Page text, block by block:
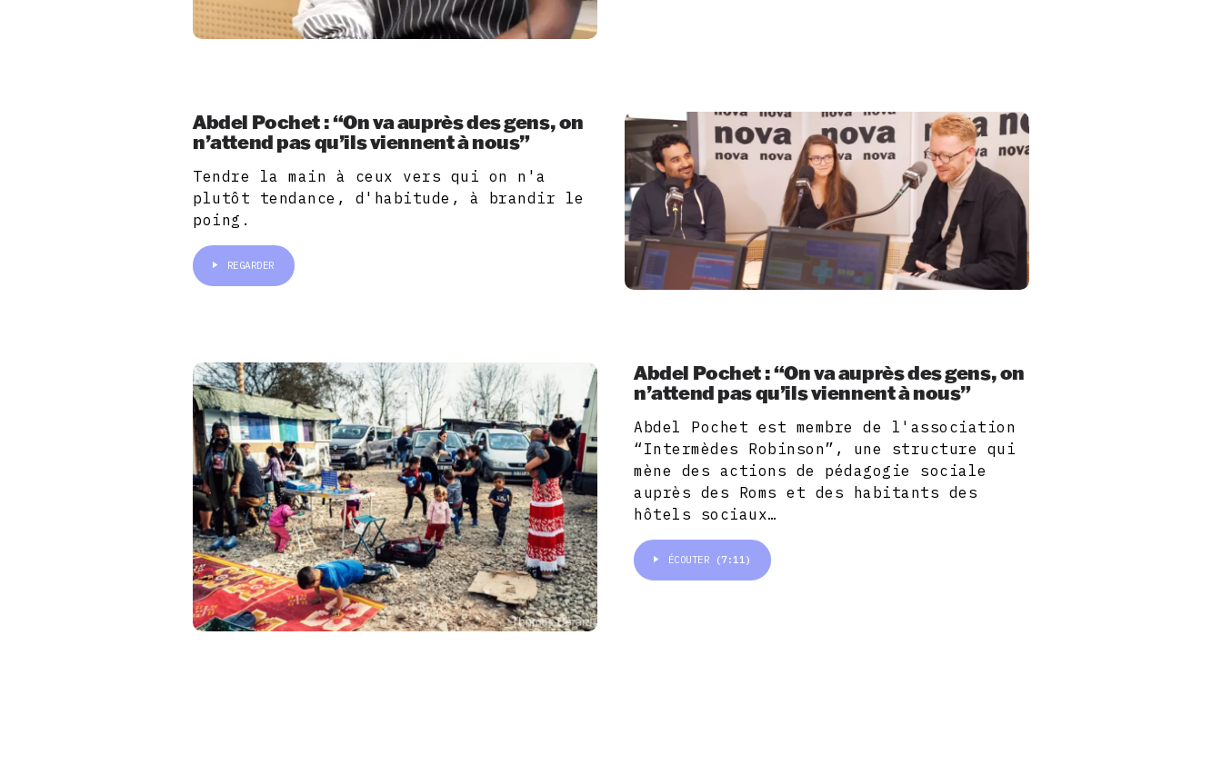
Abdel Pochet : “On va auprès des gens, on
n’attend pas qu’ils viennent à nous”
Tendre la main à ceux vers qui on n'a
plutôt tendance, d'habitude, à brandir le
poing.
REGARDER
Abdel Pochet : “On va auprès des gens, on
n’attend pas qu’ils viennent à nous”
Abdel Pochet est membre de l'association
“Intermèdes Robinson”, une structure qui
mène des actions de pédagogie sociale
auprès des Roms et des habitants des
hôtels sociaux…
ÉCOUTER (7:11)